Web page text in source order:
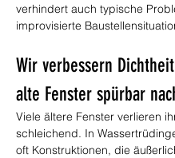
verhindert auch typische
improvisierte
Wir verbessern
alte Fenster spürbar
Viele ältere Fenster verlieren
schleichend. In
oft Konstruktionen, die